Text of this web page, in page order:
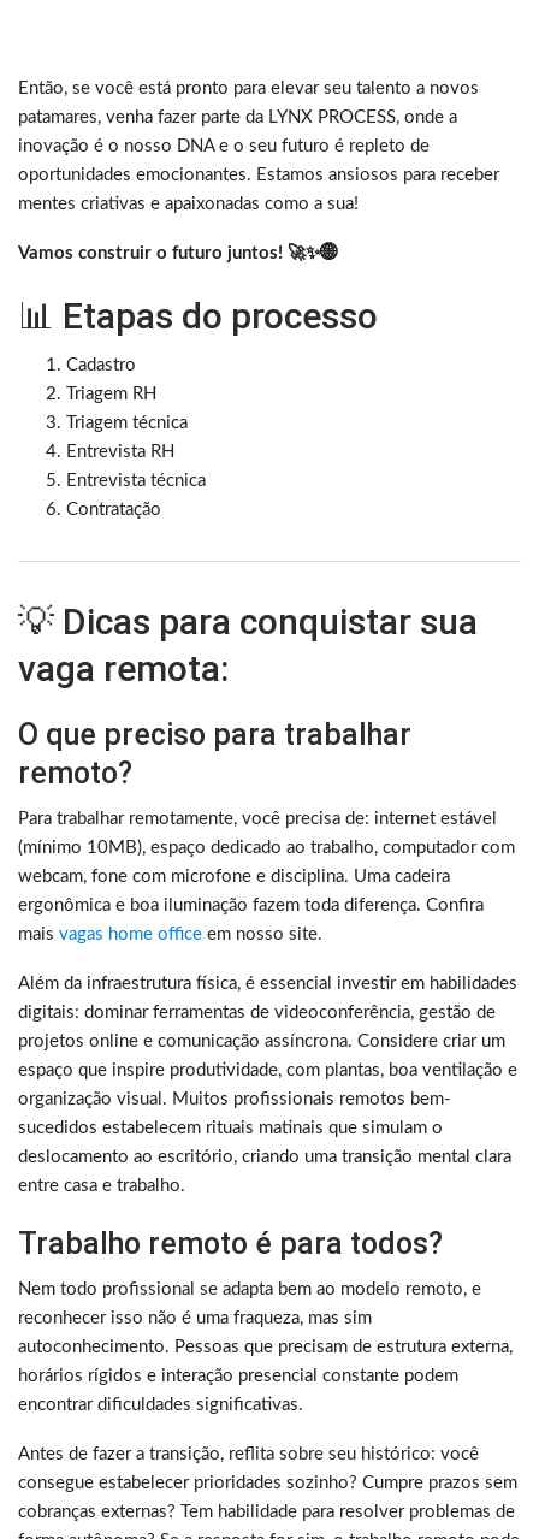
Então, se você está pronto para elevar seu talento a novos
patamares, venha fazer parte da LYNX PROCESS, onde a
inovação é o nosso DNA e o seu futuro é repleto de
oportunidades emocionantes. Estamos ansiosos para receber
mentes criativas e apaixonadas como a sua!
Vamos construir o futuro juntos! 🚀✨🌐
📊 Etapas do processo
Cadastro
Triagem RH
Triagem técnica
Entrevista RH
Entrevista técnica
Contratação
💡 Dicas para conquistar sua
vaga remota:
O que preciso para trabalhar
remoto?
Para trabalhar remotamente, você precisa de: internet estável
(mínimo 10MB), espaço dedicado ao trabalho, computador com
webcam, fone com microfone e disciplina. Uma cadeira
ergonômica e boa iluminação fazem toda diferença. Confira
mais vagas home office em nosso site.
Além da infraestrutura física, é essencial investir em habilidades
digitais: dominar ferramentas de videoconferência, gestão de
projetos online e comunicação assíncrona. Considere criar um
espaço que inspire produtividade, com plantas, boa ventilação e
organização visual. Muitos profissionais remotos bem-
sucedidos estabelecem rituais matinais que simulam o
deslocamento ao escritório, criando uma transição mental clara
entre casa e trabalho.
Trabalho remoto é para todos?
Nem todo profissional se adapta bem ao modelo remoto, e
reconhecer isso não é uma fraqueza, mas sim
autoconhecimento. Pessoas que precisam de estrutura externa,
horários rígidos e interação presencial constante podem
encontrar dificuldades significativas.
Antes de fazer a transição, reflita sobre seu histórico: você
consegue estabelecer prioridades sozinho? Cumpre prazos sem
cobranças externas? Tem habilidade para resolver problemas de